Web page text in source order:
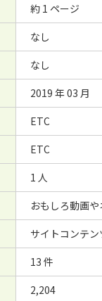
約 1 ページ
なし
なし
2019 年 03 月
ETC
ETC
1 人
おもしろ動画
サイトコンテン
13 件
2,204